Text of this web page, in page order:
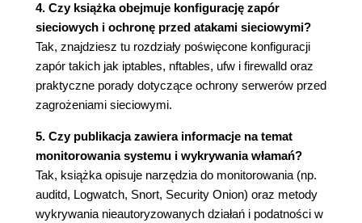
wybranymi oddelegowanymi uprawnieniami
Ćwiczenie: przypisywanie ograniczonych
uprawnień sudo
Zaawansowane wskazówki i porady
dotyczące korzystania z sudo
Minutnik sudo
Wyświetlanie swoich uprawnień sudo
Uniemożliwianie użytkownikom dostępu
do powłoki root
Uniemożliwianie użytkownikom ucieczki
do powłoki
4. Czy książka obejmuje konfigurację zapór
sieciowych i ochronę przed atakami sieciowymi?
Tak, znajdziesz tu rozdziały poświęcone konfiguracji
zapór takich jak iptables, nftables, ufw i firewalld oraz
praktyczne porady dotyczące ochrony serwerów przed
zagrożeniami sieciowymi.
5. Czy publikacja zawiera informacje na temat
monitorowania systemu i wykrywania włamań?
Tak, książka opisuje narzędzia do monitorowania (np.
auditd, Logwatch, Snort, Security Onion) oraz metody
wykrywania nieautoryzowanych działań i podatności w